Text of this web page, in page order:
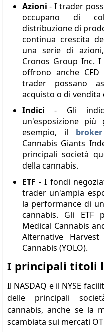
Azioni - I trader
occupano di
distribuzione di
continua crescita
una serie di
Cronos Group Inc.
offrono anche
trader possano
acquisto o di vendita
Indici - Gli indici
un'esposizione più
esempio, il
Cannabis Giants
principali società
della cannabis.
ETF - I fondi
trader un'ampia
la performance di
cannabis. Gli ETF
Medical Cannabis
Alternative
Cannabis (YOLO).
I principali titoli
Il NASDAQ e il NYSE
delle principali
cannabis, anche se la
scambiata sui mercati